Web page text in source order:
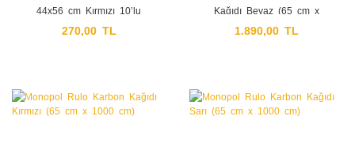
44x56 cm Kırmızı 10’lu
(Battal Boy)
270,00 TL
Kağıdı Beyaz (65 cm x
1000 cm)
1.890,00 TL